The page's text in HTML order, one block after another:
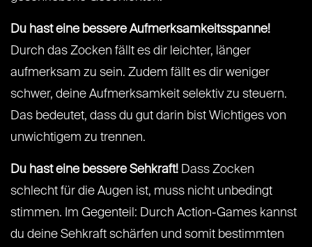
Du hast eine bessere Aufmerksamkeitsspanne!
Durch das Zocken fällt es dir leichter, länger
aufmerksam zu sein. Zudem fällt es dir weniger
schwer, deine Aufmerksamkeit selektiv zu steuern.
Das bedeutet, dass du gut darin bist Wichtiges von
unwichtigem zu trennen.
Du hast eine bessere Sehkraft! Dass Zocken
schlecht für die Augen ist, muss nicht unbedingt
stimmen. Im Gegenteil: Durch Action-Games kannst
du deine Sehkraft schärfen und somit bestimmten